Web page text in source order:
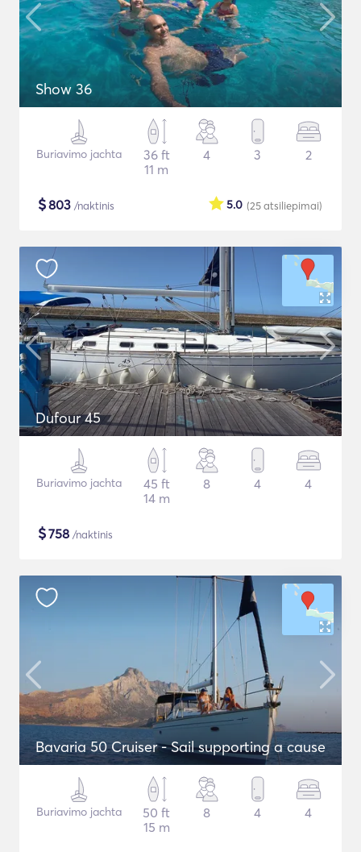
Show 36
Buriavimo jachta
36 ft
11 m
4 3 2
$803 /naktinis (25atsiliepimai)
5.0
Dufour 45
Buriavimo jachta
45 ft
14 m
8 4 4
$758 /naktinis
Bavaria 50 Cruiser - Sail supporting a cause
Buriavimo jachta
50 ft
15 m
8 4 4